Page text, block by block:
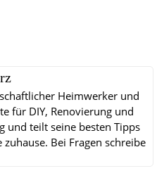
Heimwerker und
für DIY, Renovierung und
und teilt seine besten Tipps
Bei Fragen schreibe